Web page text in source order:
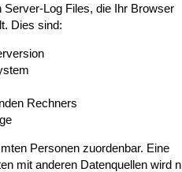
Server-Log Files, die Ihr Browser
Dies sind:
Rechners
Personen zuordenbar. Eine
mit anderen Datenquellen wird